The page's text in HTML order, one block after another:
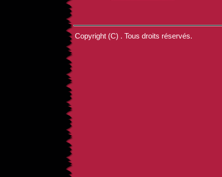
Copyright (C) . Tous droits réservés.